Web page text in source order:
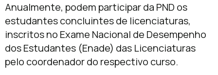
Anualmente, podem participar da PND os
estudantes concluintes de licenciaturas,
inscritos no Exame Nacional de Desempenho
dos Estudantes (Enade) das Licenciaturas
pelo coordenador do respectivo curso.